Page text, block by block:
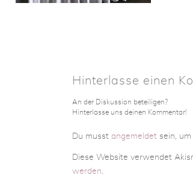
Hinterlasse einen
An der Diskussion beteiligen?
Hinterlasse uns deinen Kommentar!
Du musst angemeldet sein,
Diese Website verwendet
werden